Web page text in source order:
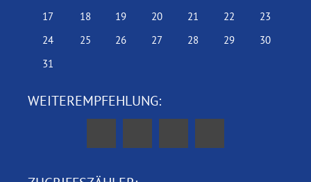
17
18 19 20 21 22
23
24
25 26 27 28 29
30
31
WEITEREMPFEHLUNG: